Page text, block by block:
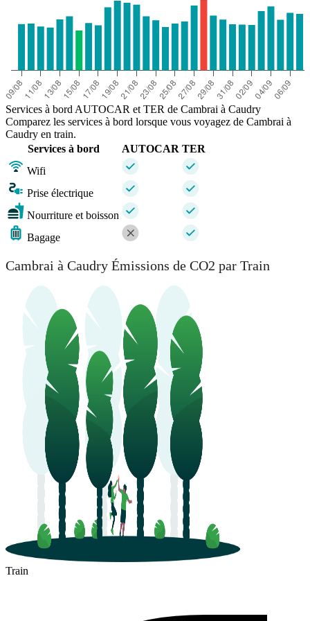
Services à bord AUTOCAR et TER de Cambrai à Caudry
Comparez les services à bord lorsque vous voyagez de Cambrai à
Caudry en train.
Services à bord
AUTOCAR TER
Wifi
Prise électrique
Nourriture et boisson
Bagage
Cambrai à Caudry Émissions de CO2 par Train
Train